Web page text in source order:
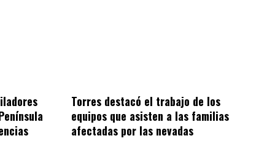
Torres destacó el trabajo de los
equipos que asisten a las familias
afectadas por las nevadas